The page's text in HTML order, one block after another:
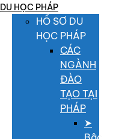
DU HỌC PHÁP
HỒ SƠ DU
HỌC PHÁP
CÁC
NGÀNH
ĐÀO
TẠO TẠI
PHÁP
➤